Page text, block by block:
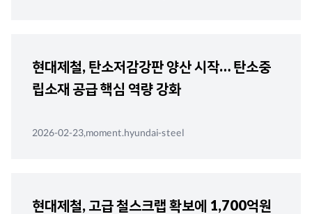
현대제철, 탄소저감강판 양산 시작… 탄소중
립소재 공급 핵심 역량 강화
2026-02-23,moment.hyundai-steel
현대제철, 고급 철스크랩 확보에 1,700억원